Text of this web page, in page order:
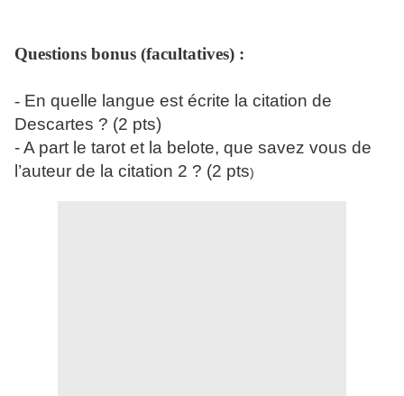
Questions bonus (facultatives) :
- En quelle langue est écrite la citation de
Descartes ? (2 pts)
- A part le tarot et la belote, que savez vous de
l’auteur de la citation 2 ? (2 pts)